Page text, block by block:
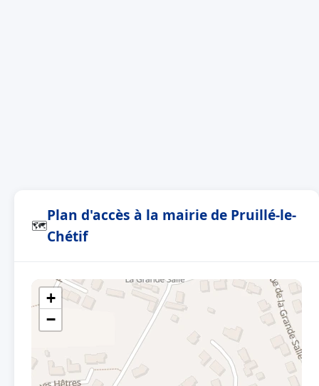
🗺
Plan d'accès à la mairie de Pruillé-le-
Chétif
+
−